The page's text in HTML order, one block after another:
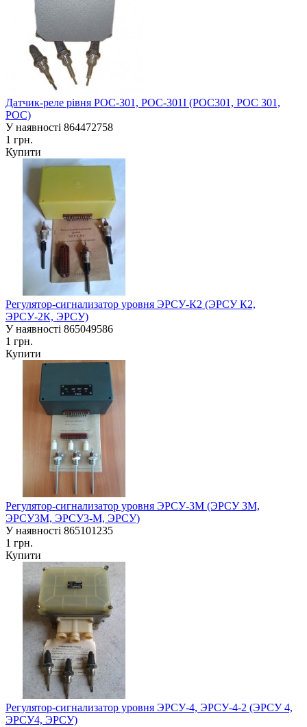
Датчик-реле рівня РОС-301, РОС-301І (РОС301, РОС 301,
РОС)
У наявності 864472758
1 грн.
Купити
Регулятор-сигнализатор уровня ЭРСУ-К2 (ЭРСУ К2,
ЭРСУ-2К, ЭРСУ)
У наявності 865049586
1 грн.
Купити
Регулятор-сигнализатор уровня ЭРСУ-3М (ЭРСУ 3М,
ЭРСУ3М, ЭРСУ3-М, ЭРСУ)
У наявності 865101235
1 грн.
Купити
Регулятор-сигнализатор уровня ЭРСУ-4, ЭРСУ-4-2 (ЭРСУ 4,
ЭРСУ4, ЭРСУ)